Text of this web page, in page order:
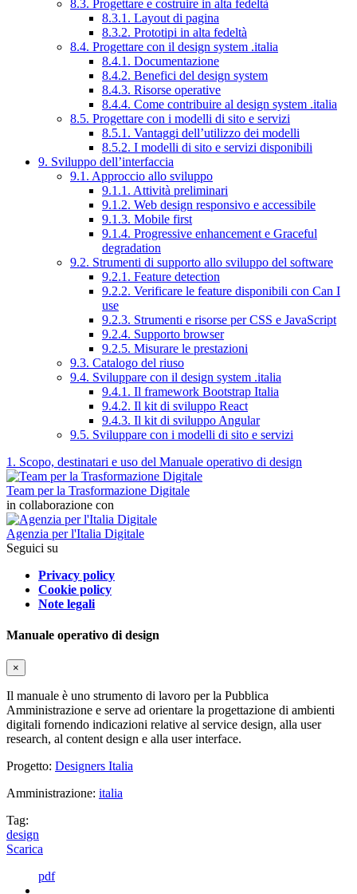
8.3. Progettare e costruire in alta fedeltà
8.3.1. Layout di pagina
8.3.2. Prototipi in alta fedeltà
8.4. Progettare con il design system .italia
8.4.1. Documentazione
8.4.2. Benefici del design system
8.4.3. Risorse operative
8.4.4. Come contribuire al design system .italia
8.5. Progettare con i modelli di sito e servizi
8.5.1. Vantaggi dell’utilizzo dei modelli
8.5.2. I modelli di sito e servizi disponibili
9. Sviluppo dell’interfaccia
9.1. Approccio allo sviluppo
9.1.1. Attività preliminari
9.1.2. Web design responsivo e accessibile
9.1.3. Mobile first
9.1.4. Progressive enhancement e Graceful
degradation
9.2. Strumenti di supporto allo sviluppo del software
9.2.1. Feature detection
9.2.2. Verificare le feature disponibili con Can I
use
9.2.3. Strumenti e risorse per CSS e JavaScript
9.2.4. Supporto browser
9.2.5. Misurare le prestazioni
9.3. Catalogo del riuso
9.4. Sviluppare con il design system .italia
9.4.1. Il framework Bootstrap Italia
9.4.2. Il kit di sviluppo React
9.4.3. Il kit di sviluppo Angular
9.5. Sviluppare con i modelli di sito e servizi
1. Scopo, destinatari e uso del Manuale operativo di design
Team per la Trasformazione Digitale
in collaborazione con
Agenzia per l'Italia Digitale
Seguici su
Privacy policy
Cookie policy
Note legali
Manuale operativo di design
×
Il manuale è uno strumento di lavoro per la Pubblica
Amministrazione e serve ad orientare la progettazione di ambienti
digitali fornendo indicazioni relative al service design, alla user
research, al content design e alla user interface.
Progetto: Designers Italia
Amministrazione: italia
Tag:
design
Scarica
pdf